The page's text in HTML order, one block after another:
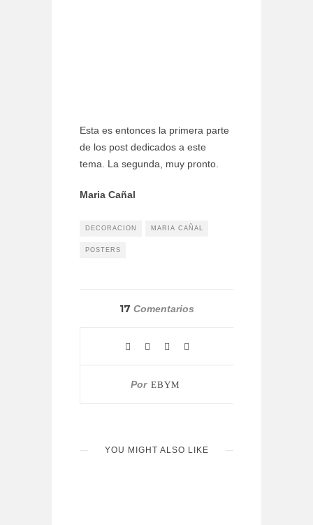
Esta es entonces la primera parte
de los post dedicados a este
tema. La segunda, muy pronto.
Maria Cañal
DECORACION MARIA CAÑAL
POSTERS
17 Comentarios
Por EBYM
YOU MIGHT ALSO LIKE